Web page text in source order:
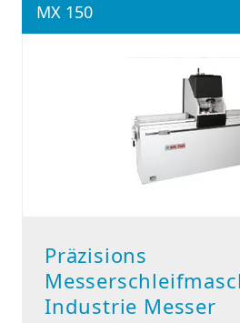
MX 150
Präzisions
Industrie Messer